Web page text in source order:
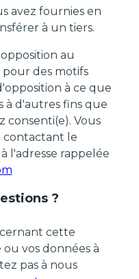
avez fournies en
à un tiers.
au
des motifs
à ce que
à d'autres fins que
consenti(e). Vous
contactant le
l'adresse rappelée
?
cette
vos données à
pas à nous